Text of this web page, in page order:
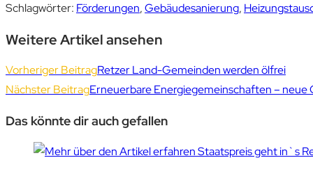
Schlagwörter: Förderungen,Gebäudesanierung,
Weitere Artikel ansehen
Vorheriger BeitragRetzer Land-Gemeinden werden ölfrei
Nächster BeitragErneuerbare Energiegemeinschaften – neue
Das könnte dir auch gefallen